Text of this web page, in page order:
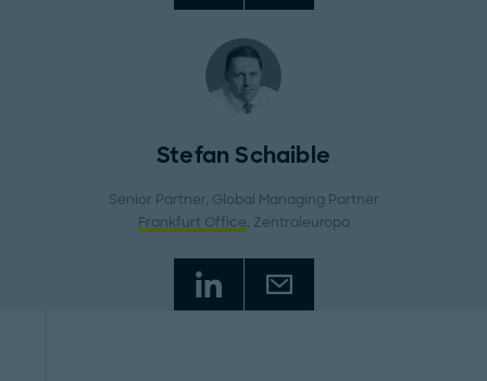
Stefan Schaible
Senior Partner, Global Managing Partner
Frankfurt Office, Zentraleuropa